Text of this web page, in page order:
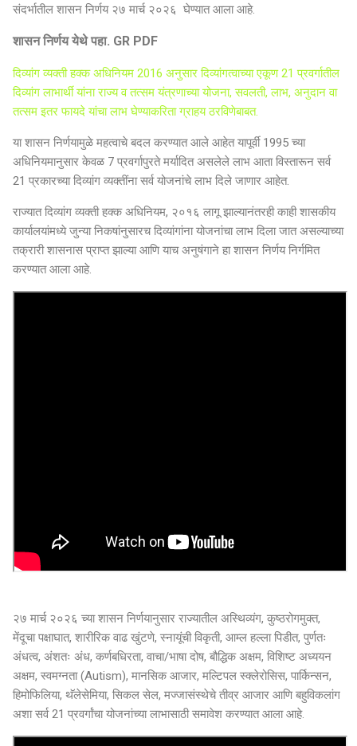
संदर्भातील शासन निर्णय २७ मार्च २०२६ घेण्यात आला आहे.
शासन निर्णय येथे पहा. GR PDF
दिव्यांग व्यक्ती हक्क अधिनियम 2016 अनुसार दिव्यांगत्वाच्या एकूण 21 प्रवर्गातील
दिव्यांग लाभार्थी यांना राज्य व तत्सम यंत्रणाच्या योजना, सवलती, लाभ, अनुदान वा
तत्सम इतर फायदे यांचा लाभ घेण्याकरिता ग्राहय ठरविणेबाबत.
या शासन निर्णयामुळे महत्वाचे बदल करण्यात आले आहेत यापूर्वी 1995 च्या
अधिनियमानुसार केवळ 7 प्रवर्गापुरते मर्यादित असलेले लाभ आता विस्तारून सर्व
21 प्रकारच्या दिव्यांग व्यक्तींना सर्व योजनांचे लाभ दिले जाणार आहेत.
राज्यात दिव्यांग व्यक्ती हक्क अधिनियम, २०१६ लागू झाल्यानंतरही काही शासकीय
कार्यालयांमध्ये जुन्या निकषांनुसारच दिव्यांगांना योजनांचा लाभ दिला जात असल्याच्या
तक्रारी शासनास प्राप्त झाल्या आणि याच अनुषंगाने हा शासन निर्णय निर्गमित
करण्यात आला आहे.
२७ मार्च २०२६ च्या शासन निर्णयानुसार राज्यातील अस्थिव्यंग, कुष्ठरोगमुक्त,
मेंदूचा पक्षाघात, शारीरिक वाढ खुंटणे, स्नायूंची विकृती, आम्ल हल्ला पिडीत, पुर्णतः
अंधत्व, अंशतः अंध, कर्णबधिरता, वाचा/भाषा दोष, बौद्धिक अक्षम, विशिष्ट अध्ययन
अक्षम, स्वमग्नता (Autism), मानसिक आजार, मल्टिपल स्क्लेरोसिस, पार्किन्सन,
हिमोफिलिया, थॅलेसेमिया, सिकल सेल, मज्जासंस्थेचे तीव्र आजार आणि बहुविकलांग
अशा सर्व 21 प्रवर्गांचा योजनांच्या लाभासाठी समावेश करण्यात आला आहे.